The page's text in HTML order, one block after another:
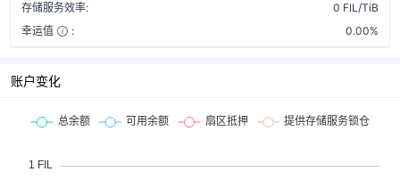
存储服务效率:
0 FIL/TiB
幸运值
: 0.00%
账户变化